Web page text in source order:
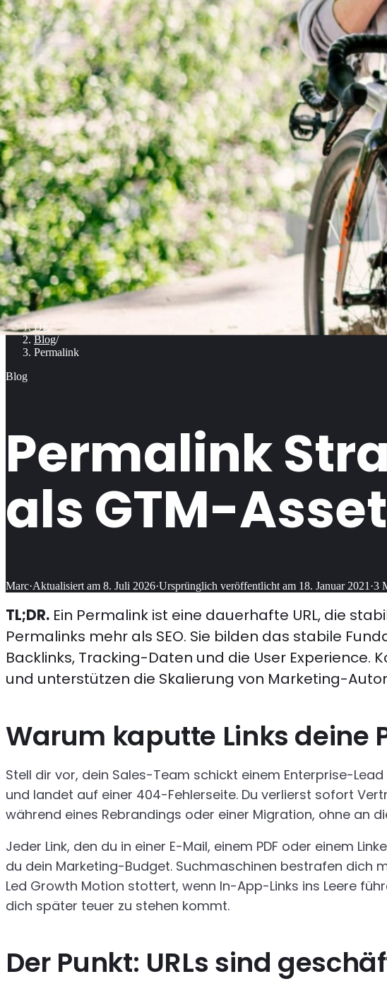
DE/
Blog/
Permalink
Blog
Permalink
als GTM-
Marc·Aktualisiert am 8. Juli 2026·Ursprünglich veröffentlicht am 18. Januar 2021 ·3
TL;DR. Ein Permalink ist eine dauerhafte URL, die
Permalinks mehr als SEO. Sie bilden das stabile
Backlinks, Tracking-Daten und die User
und unterstützen die Skalierung von Marketing-
Warum kaputte Links deine
Stell dir vor, dein Sales-Team schickt einem Enterprise-
und landet auf einer 404-Fehlerseite. Du verlierst sofort
während eines Rebrandings oder einer Migration, ohne an
Jeder Link, den du in einer E-Mail, einem PDF oder einem
du dein Marketing-Budget. Suchmaschinen bestrafen dich
Led Growth Motion stottert, wenn In-App-Links ins Leere
dich später teuer zu stehen kommt.
Der Punkt: URLs sind